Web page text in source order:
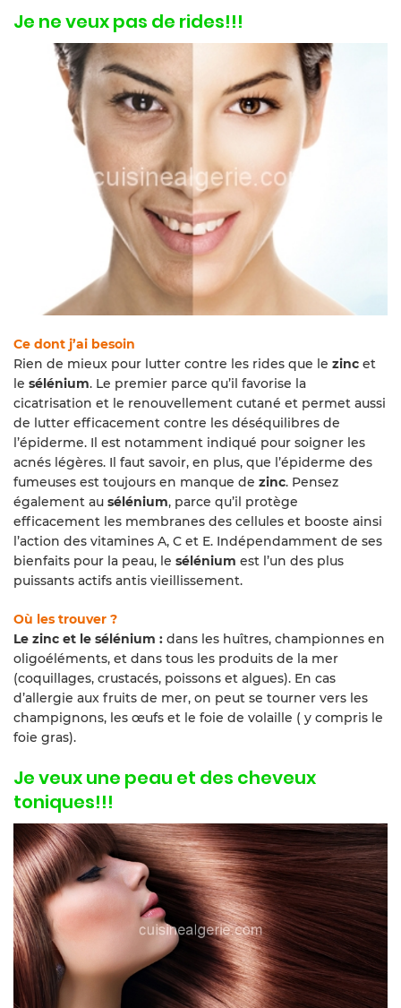
Je ne veux pas de rides!!!
Ce dont j’ai besoin
Rien de mieux pour lutter contre les rides que le zinc et
le sélénium. Le premier parce qu’il favorise la
cicatrisation et le renouvellement cutané et permet aussi
de lutter efficacement contre les déséquilibres de
l’épiderme. Il est notamment indiqué pour soigner les
acnés légères. Il faut savoir, en plus, que l’épiderme des
fumeuses est toujours en manque de zinc. Pensez
également au sélénium, parce qu’il protège
efficacement les membranes des cellules et booste ainsi
l’action des vitamines A, C et E. Indépendamment de ses
bienfaits pour la peau, le sélénium est l’un des plus
puissants actifs antis vieillissement.
Où les trouver ?
Le zinc et le sélénium : dans les huîtres, championnes en
oligoéléments, et dans tous les produits de la mer
(coquillages, crustacés, poissons et algues). En cas
d’allergie aux fruits de mer, on peut se tourner vers les
champignons, les œufs et le foie de volaille ( y compris le
foie gras).
Je veux une peau et des cheveux
toniques!!!